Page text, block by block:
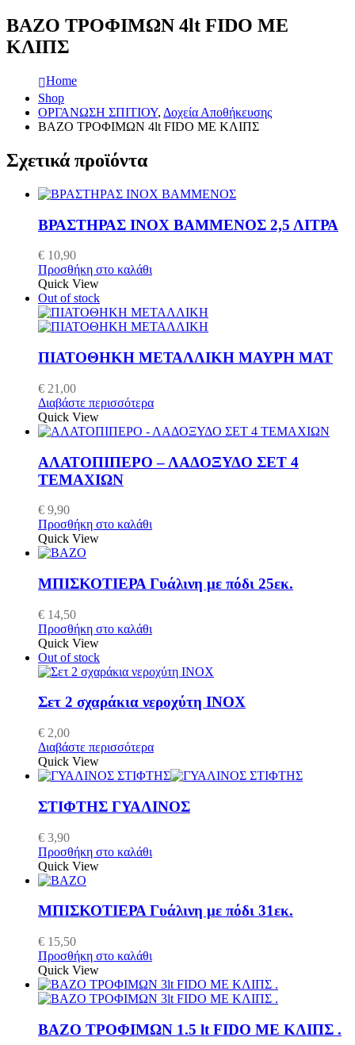
ΒΑΖΟ ΤΡΟΦΙΜΩΝ 4lt FIDO ΜΕ
ΚΛΙΠΣ
Home
Shop
ΟΡΓΑΝΩΣΗ ΣΠΙΤΙΟΥ, Δοχεία Αποθήκευσης
ΒΑΖΟ ΤΡΟΦΙΜΩΝ 4lt FIDO ΜΕ ΚΛΙΠΣ
Σχετικά προϊόντα
ΒΡΑΣΤΗΡΑΣ ΙΝΟΧ ΒΑΜΜΕΝΟΣ 2,5 ΛΙΤΡΑ
€ 10,90
Προσθήκη στο καλάθι
Quick View
Out of stock
ΠΙΑΤΟΘΗΚΗ ΜΕΤΑΛΛΙΚΗ ΜΑΥΡΗ ΜΑΤ
€ 21,00
Διαβάστε περισσότερα
Quick View
ΑΛΑΤΟΠΙΠΕΡΟ – ΛΑΔΟΞΥΔΟ ΣΕΤ 4
ΤΕΜΑΧΙΩΝ
€ 9,90
Προσθήκη στο καλάθι
Quick View
ΜΠΙΣΚΟΤΙΕΡΑ Γυάλινη με πόδι 25εκ.
€ 14,50
Προσθήκη στο καλάθι
Quick View
Out of stock
Σετ 2 σχαράκια νεροχύτη ΙΝΟΧ
€ 2,00
Διαβάστε περισσότερα
Quick View
ΣΤΙΦΤΗΣ ΓΥΑΛΙΝΟΣ
€ 3,90
Προσθήκη στο καλάθι
Quick View
ΜΠΙΣΚΟΤΙΕΡΑ Γυάλινη με πόδι 31εκ.
€ 15,50
Προσθήκη στο καλάθι
Quick View
ΒΑΖΟ ΤΡΟΦΙΜΩΝ 1.5 lt FIDO ΜΕ ΚΛΙΠΣ .